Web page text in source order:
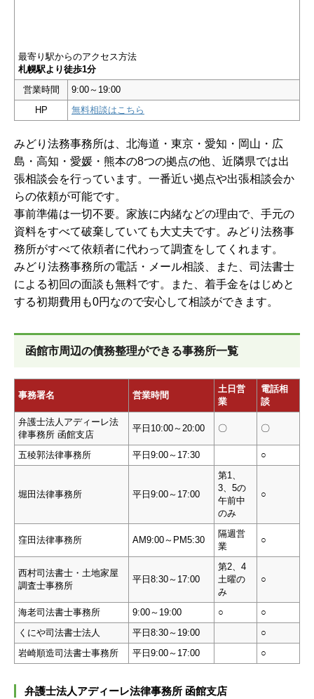
最寄り駅からのアクセス方法
札幌駅より徒歩1分
営業時間
9:00～19:00
HP
無料相談はこちら
みどり法務事務所は、北海道・東京・愛知・岡山・広
島・高知・愛媛・熊本の8つの拠点の他、近隣県では出
張相談会を行っています。一番近い拠点や出張相談会か
らの依頼が可能です。
事前準備は一切不要。家族に内緒などの理由で、手元の
資料をすべて破棄していても大丈夫です。みどり法務事
務所がすべて依頼者に代わって調査をしてくれます。
みどり法務事務所の電話・メール相談、また、司法書士
による初回の面談も無料です。また、着手金をはじめと
する初期費用も0円なので安心して相談ができます。
函館市周辺の債務整理ができる事務所一覧
事務署名 営業時間
土日営
業
電話相
談
弁護士法人アディーレ法
律事務所 函館支店
平日10:00～20:00 〇 〇
五稜郭法律事務所 平日9:00～17:30 ○
堀田法律事務所 平日9:00～17:00
第1、
3、5の
午前中
のみ
○
窪田法律事務所 AM9:00～PM5:30
隔週営
業
○
西村司法書士・土地家屋
調査士事務所
平日8:30～17:00
第2、4
土曜の
み
○
海老司法書士事務所 9:00～19:00 ○
○
くにや司法書士法人
平日8:30～19:00
○
岩崎順造司法書士事務所
平日9:00～17:00 ○
弁護士法人アディーレ法律事務所 函館支店